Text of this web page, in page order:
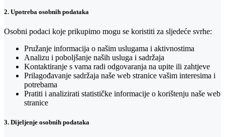
2. Upotreba osobnih podataka
Osobni podaci koje prikupimo mogu se koristiti za sljedeće svrhe:
Pružanje informacija o našim uslugama i aktivnostima
Analizu i poboljšanje naših usluga i sadržaja
Kontaktiranje s vama radi odgovaranja na upite ili zahtjeve
Prilagođavanje sadržaja naše web stranice vašim interesima i
potrebama
Pratiti i analizirati statističke informacije o korištenju naše web
stranice
3. Dijeljenje osobnih podataka